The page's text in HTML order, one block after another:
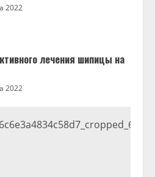
2022
лечения шипицы на
2022